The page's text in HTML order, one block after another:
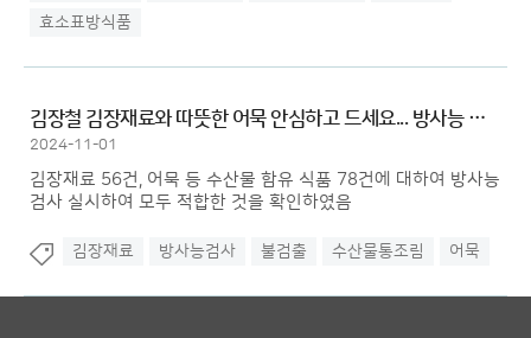
효소표방식품
김장철 김장재료와 따뜻한 어묵 안심하고 드세요... 방사능 검사 결과...
2024-11-01
김장재료 56건, 어묵 등 수산물 함유 식품 78건에 대하여 방사능
검사 실시하여 모두 적합한 것을 확인하였음
김장재료 방사능검사 불검출 수산물통조림 어묵